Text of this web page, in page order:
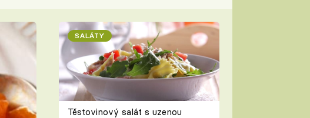
SALÁTY
Těstovinový salát s uzenou